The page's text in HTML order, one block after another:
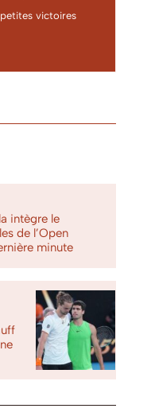
victoires
intègre le
de l’Open
minute